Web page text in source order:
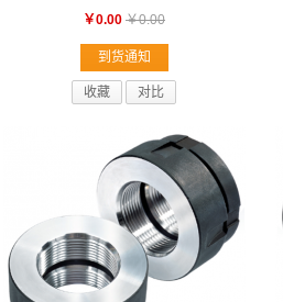
￥0.00 ￥0.00
到货通知
收藏 对比